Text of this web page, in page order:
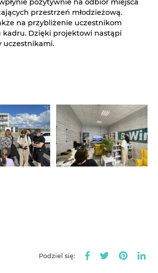
przestrzeń młodzieżową.
na przybliżenie uczestnikom
Dzięki projektowi nastąpi
uczestnikami.
Podziel się: